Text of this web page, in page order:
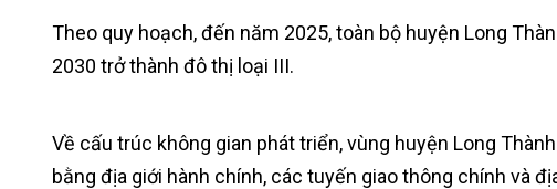
Theo quy hoạch, đến năm 2025, toàn bộ huyện Long
2030 trở thành đô thị loại III.
Về cấu trúc không gian phát triển, vùng huyện Long
bằng địa giới hành chính, các tuyến giao thông chính và